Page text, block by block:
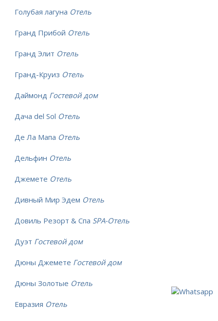
Голубая лагуна Отель
Гранд Прибой Отель
Гранд Элит Отель
Гранд-Круиз Отель
Даймонд Гостевой дом
Дача del Sol Отель
Де Ла Мапа Отель
Дельфин Отель
Джемете Отель
Дивный Мир Эдем Отель
Довиль Резорт & Спа SPA-Отель
Дуэт Гостевой дом
Дюны Джемете Гостевой дом
Дюны Золотые Отель
Евразия Отель